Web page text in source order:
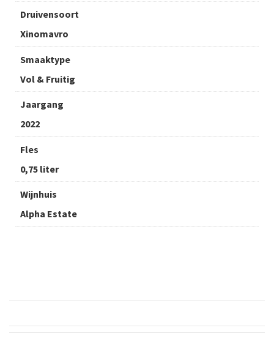
Druivensoort
Xinomavro
Smaaktype
Vol & Fruitig
Jaargang
2022
Fles
0,75 liter
Wijnhuis
Alpha Estate